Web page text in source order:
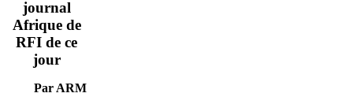
journal
Afrique de
RFI de ce
jour
Par ARM